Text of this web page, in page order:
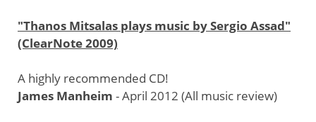
"Thanos Mitsalas plays music by Sergio Assad"
(ClearNote 2009)
A highly recommended CD!
James Manheim - April 2012 (All music review)